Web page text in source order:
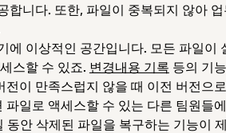
합니다. 또한, 파일이 중복되지 않아 업
이상적인 공간입니다. 모든 파일이
스할 수 있죠. 변경내용 기록 등의 기
이 만족스럽지 않을 때 이전 버전으
일로 액세스할 수 있는 다른 팀원들
안 삭제된 파일을 복구하는 기능이